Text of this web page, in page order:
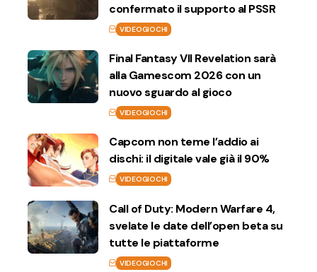
confermato il supporto al PSSR
VIDEOGIOCHI
Final Fantasy VII Revelation sarà
alla Gamescom 2026 con un
nuovo sguardo al gioco
VIDEOGIOCHI
Capcom non teme l’addio ai
dischi: il digitale vale già il 90%
VIDEOGIOCHI
Call of Duty: Modern Warfare 4,
svelate le date dell’open beta su
tutte le piattaforme
VIDEOGIOCHI